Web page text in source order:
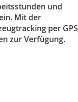
und
Mit der
per GPS
zur Verfügung.